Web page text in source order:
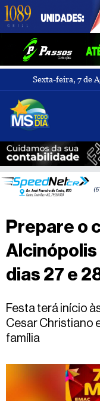
Sexta-feira, 7 de
Fechar Menu
Últimas
notícias
Galeria
de
fotos
Sobre
Nós
TV
MS
dia
Fale
Prepare o
Alcinópolis
dias 27 e
Festa terá início
Cesar Christiano
família